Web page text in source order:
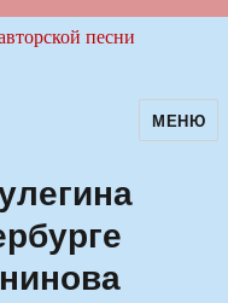
авторскойМЕНЮ